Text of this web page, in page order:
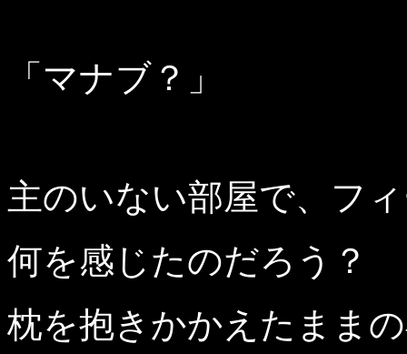
「マナブ？」
主のいない部屋で、フ
何を感じたのだろう？
枕を抱きかかえたまま